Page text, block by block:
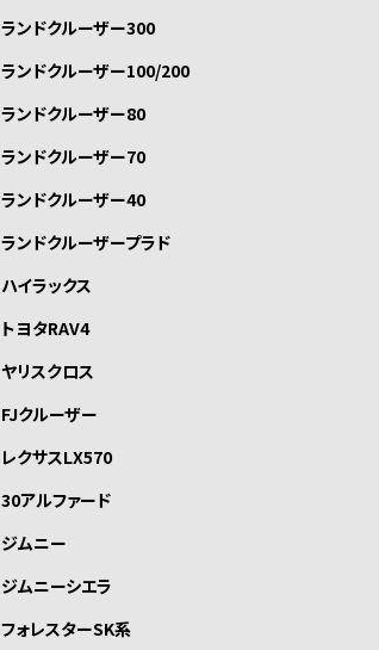
ランドクルーザー300
ランドクルーザー100/200
ランドクルーザー80
ランドクルーザー70
ランドクルーザー40
ランドクルーザープラド
ハイラックス
トヨタRAV4
ヤリスクロス
FJクルーザー
レクサスLX570
30アルファード
ジムニー
ジムニーシエラ
フォレスターSK系